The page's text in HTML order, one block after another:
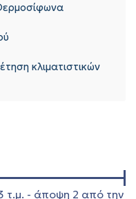
κλιματιστικών